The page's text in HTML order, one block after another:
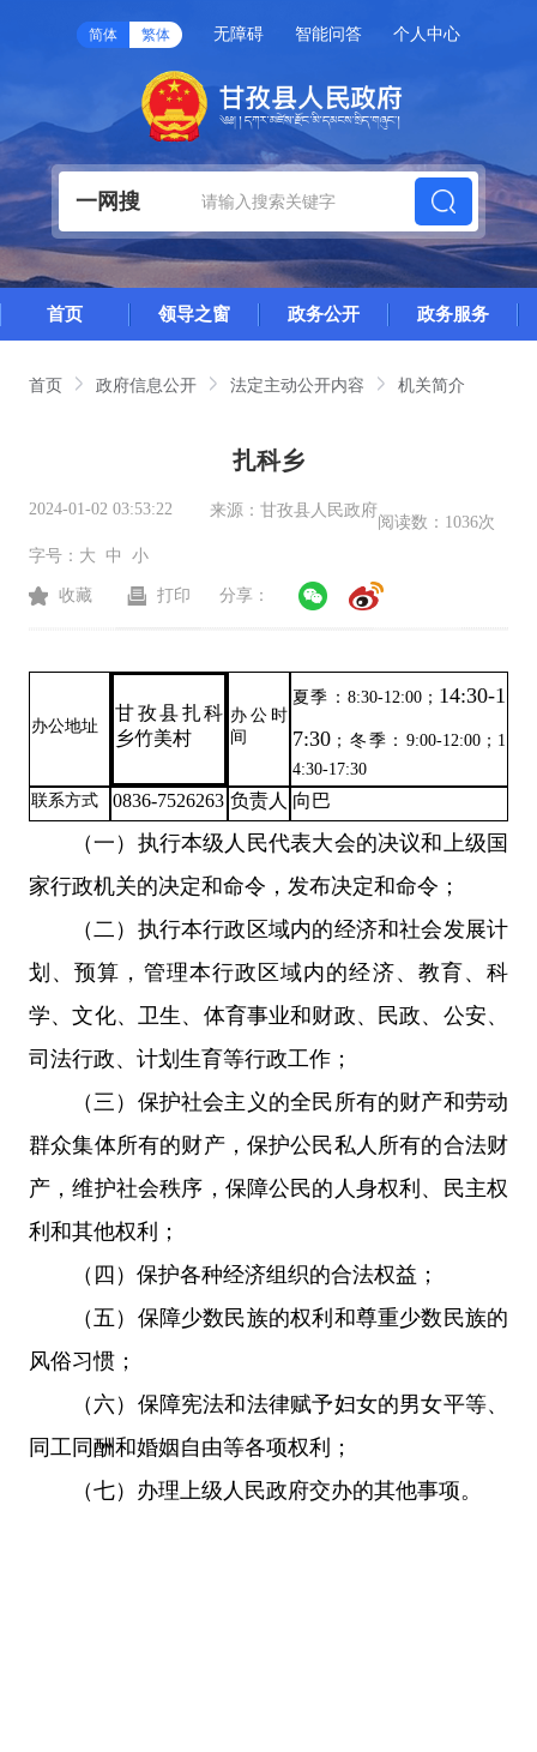
简体 繁体 无障碍 智能问答 个人中心
一网搜
首页 领导之窗 政务公开 政务服务
首页 政府信息公开 法定主动公开内容 机关简介
扎科乡
2024-01-02 03:53:22 来源： 甘孜县人民政府
阅读数： 1036次
字号： 大 中 小
收藏 打印 分享：
办公地址
甘孜县扎科
乡竹美村
办公时
间
夏季：8:30-12:00； 14:30-1
7:30 ；冬季：9:00-12:00；1
4:30-17:30
联系方式
0836-7526263 负责人 向巴
（一）执行本级人民代表大会的决议和上级国
家行政机关的决定和命令，发布决定和命令；
（二）执行本行政区域内的经济和社会发展计
划、预算，管理本行政区域内的经济、教育、科
学、文化、卫生、体育事业和财政、民政、公安、
司法行政、计划生育等行政工作；
（三）保护社会主义的全民所有的财产和劳动
群众集体所有的财产，保护公民私人所有的合法财
产，维护社会秩序，保障公民的人身权利、民主权
利和其他权利；
（四）保护各种经济组织的合法权益；
（五）保障少数民族的权利和尊重少数民族的
风俗习惯；
（六）保障宪法和法律赋予妇女的男女平等、
同工同酬和婚姻自由等各项权利；
（七）办理上级人民政府交办的其他事项。